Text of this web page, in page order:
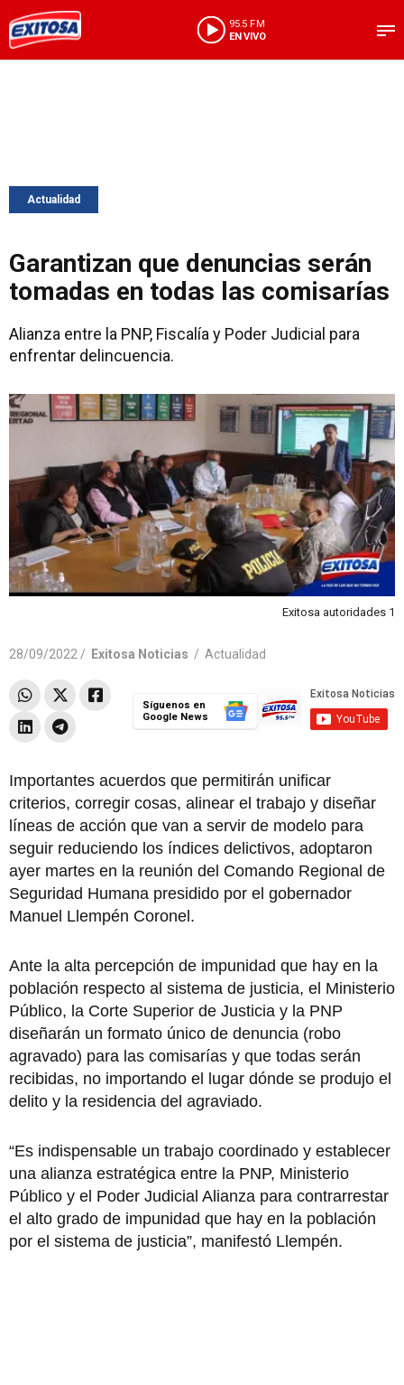
95.5 FM
EN VIVO
Actualidad
Garantizan que denuncias serán
tomadas en todas las comisarías
Alianza entre la PNP, Fiscalía y Poder Judicial para
enfrentar delincuencia.
Exitosa autoridades 1
28/09/2022 / Exitosa Noticias / Actualidad
Síguenos en
Google News
Importantes acuerdos que permitirán unificar
criterios, corregir cosas, alinear el trabajo y diseñar
líneas de acción que van a servir de modelo para
seguir reduciendo los índices delictivos, adoptaron
ayer martes en la reunión del Comando Regional de
Seguridad Humana presidido por el gobernador
Manuel Llempén Coronel.
Ante la alta percepción de impunidad que hay en la
población respecto al sistema de justicia, el Ministerio
Público, la Corte Superior de Justicia y la PNP
diseñarán un formato único de denuncia (robo
agravado) para las comisarías y que todas serán
recibidas, no importando el lugar dónde se produjo el
delito y la residencia del agraviado.
“Es indispensable un trabajo coordinado y establecer
una alianza estratégica entre la PNP, Ministerio
Público y el Poder Judicial Alianza para contrarrestar
el alto grado de impunidad que hay en la población
por el sistema de justicia”, manifestó Llempén.